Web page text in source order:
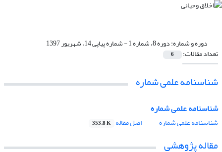
دوره و شماره:دوره 8، شماره 1 - شماره پیاپی 14، شهریور 1397
تعداد مقالات: 6
شناسنامه علمی شماره
شناسنامه علمی شماره
شناسنامه علمی شماره اصل مقاله 353.8 K
مقاله پژوهشی